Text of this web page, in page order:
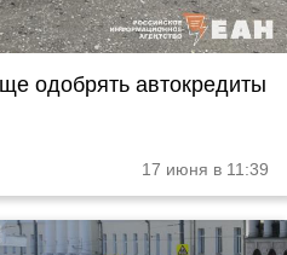
одобрять автокредиты
17 июня в 11:39